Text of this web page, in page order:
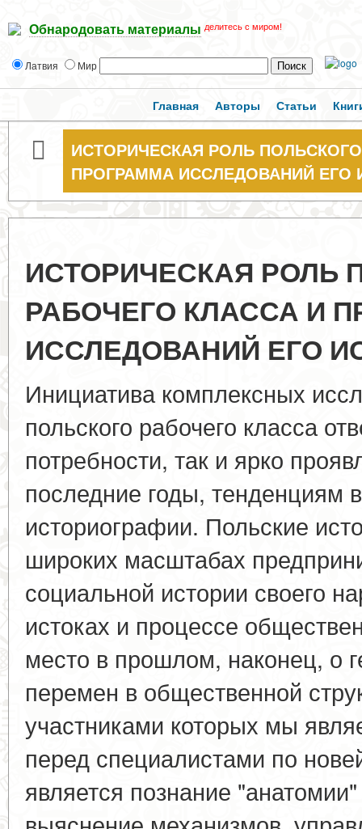
Обнародовать материалы делитесь с миром!
Латвия Мир
Главная Авторы Статьи
ИСТОРИЧЕСКАЯ РОЛЬ
ПРОГРАММА ИССЛЕДОВАНИЙ ЕГО
ИСТОРИЧЕСКАЯ РОЛЬ
РАБОЧЕГО КЛАССА И
ИССЛЕДОВАНИЙ ЕГО
Инициатива комплексных
польского рабочего класса
потребности, так и ярко
последние годы, тенденциям
историографии. Польские
широких масштабах
социальной истории своего
истоках и процессе
место в прошлом, наконец, о
перемен в общественной
участниками которых мы
перед специалистами по
является познание